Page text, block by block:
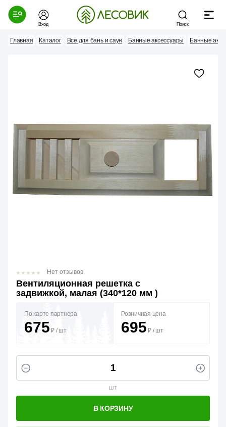
Вход Поиск
Главная Каталог Все для бань и саун Банные аксессуары Банные
Вентиляционная решетка с
задвижкой, малая (340*120 мм )
Нет отзывов
По карте партнера
675 ₽ / шт
Розничная цена
695 ₽ / шт
шт
В КОРЗИНУ